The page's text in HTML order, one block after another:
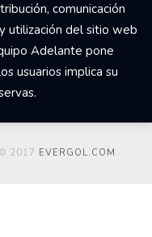
comunicación
utilización del sitio web
Adelante pone
usuarios implica su
© 2017 EVERGOL.COM